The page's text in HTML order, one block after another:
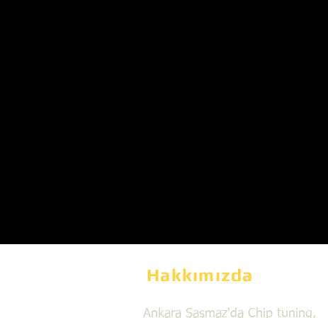
Hakkımızda
Ankara Şaşmaz'da Chip tuning,